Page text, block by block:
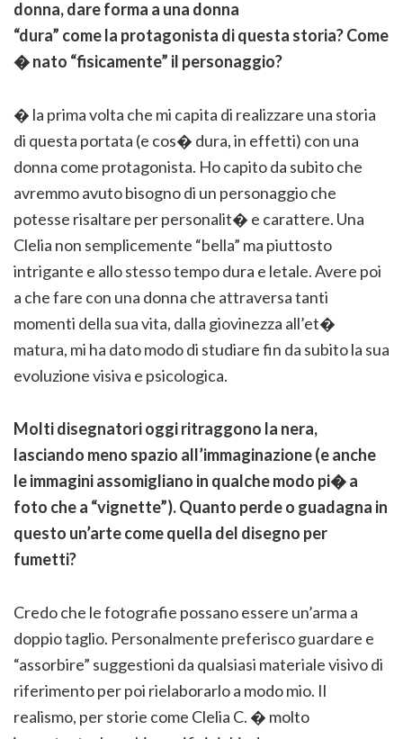
donna, dare forma a una donna
“dura” come la protagonista di questa storia? Come
� nato “fisicamente” il personaggio?
� la prima volta che mi capita di realizzare una storia
di questa portata (e cos� dura, in effetti) con una
donna come protagonista. Ho capito da subito che
avremmo avuto bisogno di un personaggio che
potesse risaltare per personalit� e carattere. Una
Clelia non semplicemente “bella” ma piuttosto
intrigante e allo stesso tempo dura e letale. Avere poi
a che fare con una donna che attraversa tanti
momenti della sua vita, dalla giovinezza all’et�
matura, mi ha dato modo di studiare fin da subito la sua
evoluzione visiva e psicologica.
Molti disegnatori oggi ritraggono la nera,
lasciando meno spazio all’immaginazione (e anche
le immagini assomigliano in qualche modo pi� a
foto che a “vignette”). Quanto perde o guadagna in
questo un’arte come quella del disegno per
fumetti?
Credo che le fotografie possano essere un’arma a
doppio taglio. Personalmente preferisco guardare e
“assorbire” suggestioni da qualsiasi materiale visivo di
riferimento per poi rielaborarlo a modo mio. Il
realismo, per storie come Clelia C. � molto